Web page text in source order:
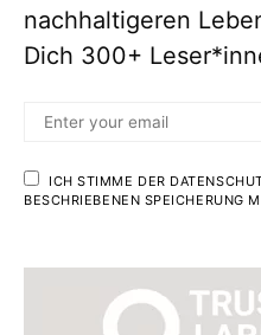
nachhaltigeren
Dich 300+
ICH STIMME DER
BESCHRIEBENEN SPEICHERUNG